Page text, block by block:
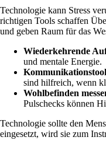
Technologie kann Stress
richtigen Tools schaffen
und geben Raum für das
Wiederkehrende
und mentale Energie.
sind hilfreich, wenn
Wohlbefinden
Pulschecks können
Technologie sollte den
eingesetzt, wird sie zum